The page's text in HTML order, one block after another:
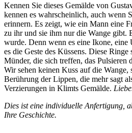
Kennen Sie dieses Gemälde von
kennen es wahrscheinlich, auch wenn
erinnern. Es zeigt, wie ein Mann eine
zu ihr und sie ihm nur die Wange gibt.
wurde. Denn wenn es eine Ikone,
es die Geste des Küssens. Diese
Münder, die sich treffen, das Pulsieren
Wir sehen keinen Kuss auf die Wange,
Berührung der Lippen, die mehr sagt
Verzierungen in Klimts Gemälde.
Dies ist eine individuelle Anfertigung,
Ihre Geschichte.